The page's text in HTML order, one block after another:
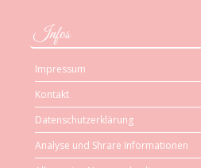
Infos
Impressum
Kontakt
Datenschutzerklärung
Analyse und Shrare Informationen